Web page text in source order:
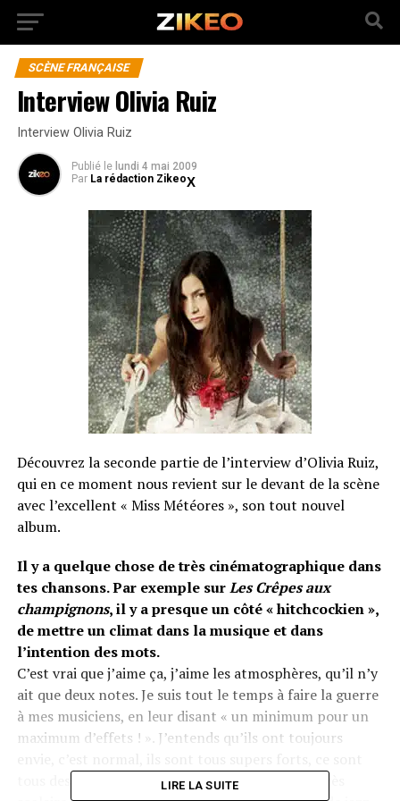
SCÈNE FRANÇAISE
Interview Olivia Ruiz
Interview Olivia Ruiz
Publié le lundi 4 mai 2009
Par La rédaction Zikeo
Découvrez la seconde partie de l’interview d’Olivia Ruiz,
qui en ce moment nous revient sur le devant de la scène
avec l’excellent « Miss Météores », son tout nouvel
album.
Il y a quelque chose de très cinématographique dans
tes chansons. Par exemple surLes Crêpes aux
champignons, il y a presque un côté « hitchcockien »,
de mettre un climat dans la musique et dans
l’intention des mots.
C’est vrai que j’aime ça, j’aime les atmosphères, qu’il n’y
ait que deux notes. Je suis tout le temps à faire la guerre
à mes musiciens, en leur disant « un minimum pour un
maximum d’effets ! ». J’entends qu’ils ont toujours
tous des prodiges qui ont eu un enseignement très
LIRE LA SUITE